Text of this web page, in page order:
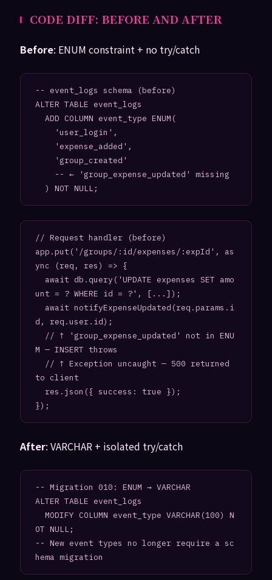
CODE DIFF: BEFORE AND AFTER
Before: ENUM constraint + no try/catch
-- event_logs schema (before)
ALTER TABLE event_logs
// Request handler (before)
app.put('/groups/:id/expenses/:expId', as
ync (req, res) => {
unt = ? WHERE id = ?', [...]);
d, req.user.id);
M — INSERT throws
to client
After: VARCHAR + isolated try/catch
-- Migration 010: ENUM → VARCHAR
ALTER TABLE event_logs
OT NULL;
-- New event types no longer require a sc